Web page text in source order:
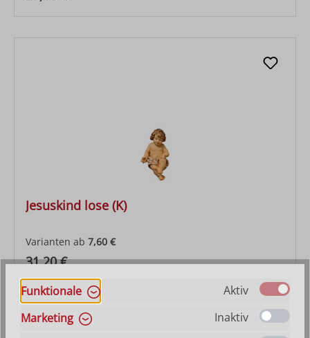
Jesuskind lose (K)
Varianten ab 7,60 €
Regulärer Preis:
31,20 €
Funktionale
Aktiv
Marketing
Inaktiv